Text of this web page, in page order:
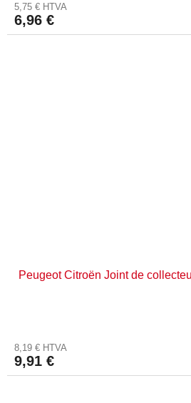
5,75 € HTVA
6,96 €
Peugeot Citroën Joint de
8,19 € HTVA
9,91 €